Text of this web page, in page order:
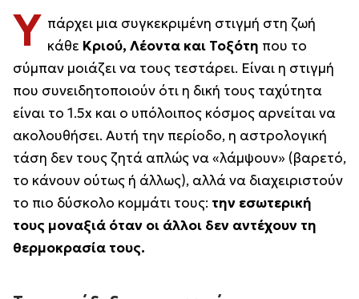
Υ πάρχει μια συγκεκριμένη στιγμή στη ζωή
κάθε Κριού, Λέοντα και Τοξότη που το
σύμπαν μοιάζει να τους τεστάρει. Είναι η στιγμή
που συνειδητοποιούν ότι η δική τους ταχύτητα
είναι το 1.5x και ο υπόλοιπος κόσμος αρνείται να
ακολουθήσει. Αυτή την περίοδο, η αστρολογική
τάση δεν τους ζητά απλώς να «λάμψουν» (βαρετό,
το κάνουν ούτως ή άλλως), αλλά να διαχειριστούν
το πιο δύσκολο κομμάτι τους: την εσωτερική
τους μοναξιά όταν οι άλλοι δεν αντέχουν τη
θερμοκρασία τους.